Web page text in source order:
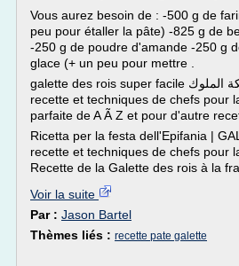
Vous aurez besoin de : -500 g de
peu pour étaller la pâte) -825 g de
-250 g de poudre d'amande -250 g
glace (+ un peu pour mettre .
galette des rois super facile كعكة الملوك
recette et techniques de chefs pour
parfaite de A Ã Z et pour d'autre
Ricetta per la festa dell'Epifania |
recette et techniques de chefs pour
Recette de la Galette des rois à la
Voir la suite
Par : Jason Bartel
Thèmes liés : recette pate galette